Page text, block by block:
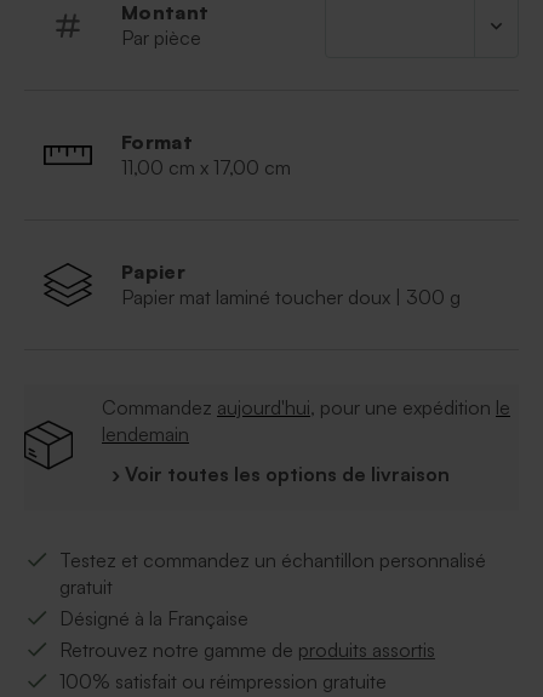
Montant
Par pièce
Format
11,00 cm x 17,00 cm
Papier
Papier mat laminé toucher doux | 300 g
Commandez aujourd'hui, pour une expédition le
lendemain
› Voir toutes les options de livraison
Testez et commandez un échantillon personnalisé
gratuit
Désigné à la Française
Retrouvez notre gamme de produits assortis
100% satisfait ou réimpression gratuite